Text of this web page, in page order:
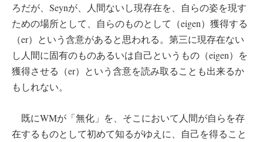
ろだが、Seynが、人間ないし現存在を、自らの姿を現す
ための場所として、自らのものとして（eigen）獲得する
（er）という含意があると思われる。第三に現存在ない
し人間に固有のものあるいは自己というもの（eigen）を
獲得させる（er）という含意を読み取ることも出来るか
もしれない。
既にWMが「無化」を、そこにおいて人間が自らを存
在するものとして初めて知るがゆえに、自己を得ること